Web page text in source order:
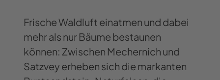
Frische Waldluft einatmen und dabei
mehr als nur Bäume bestaunen
können: Zwischen Mechernich und
Satzvey erheben sich die markanten